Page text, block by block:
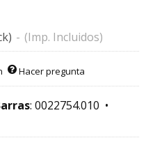
- (Imp. Incluidos)
Hacer pregunta
: 0022754.010 •